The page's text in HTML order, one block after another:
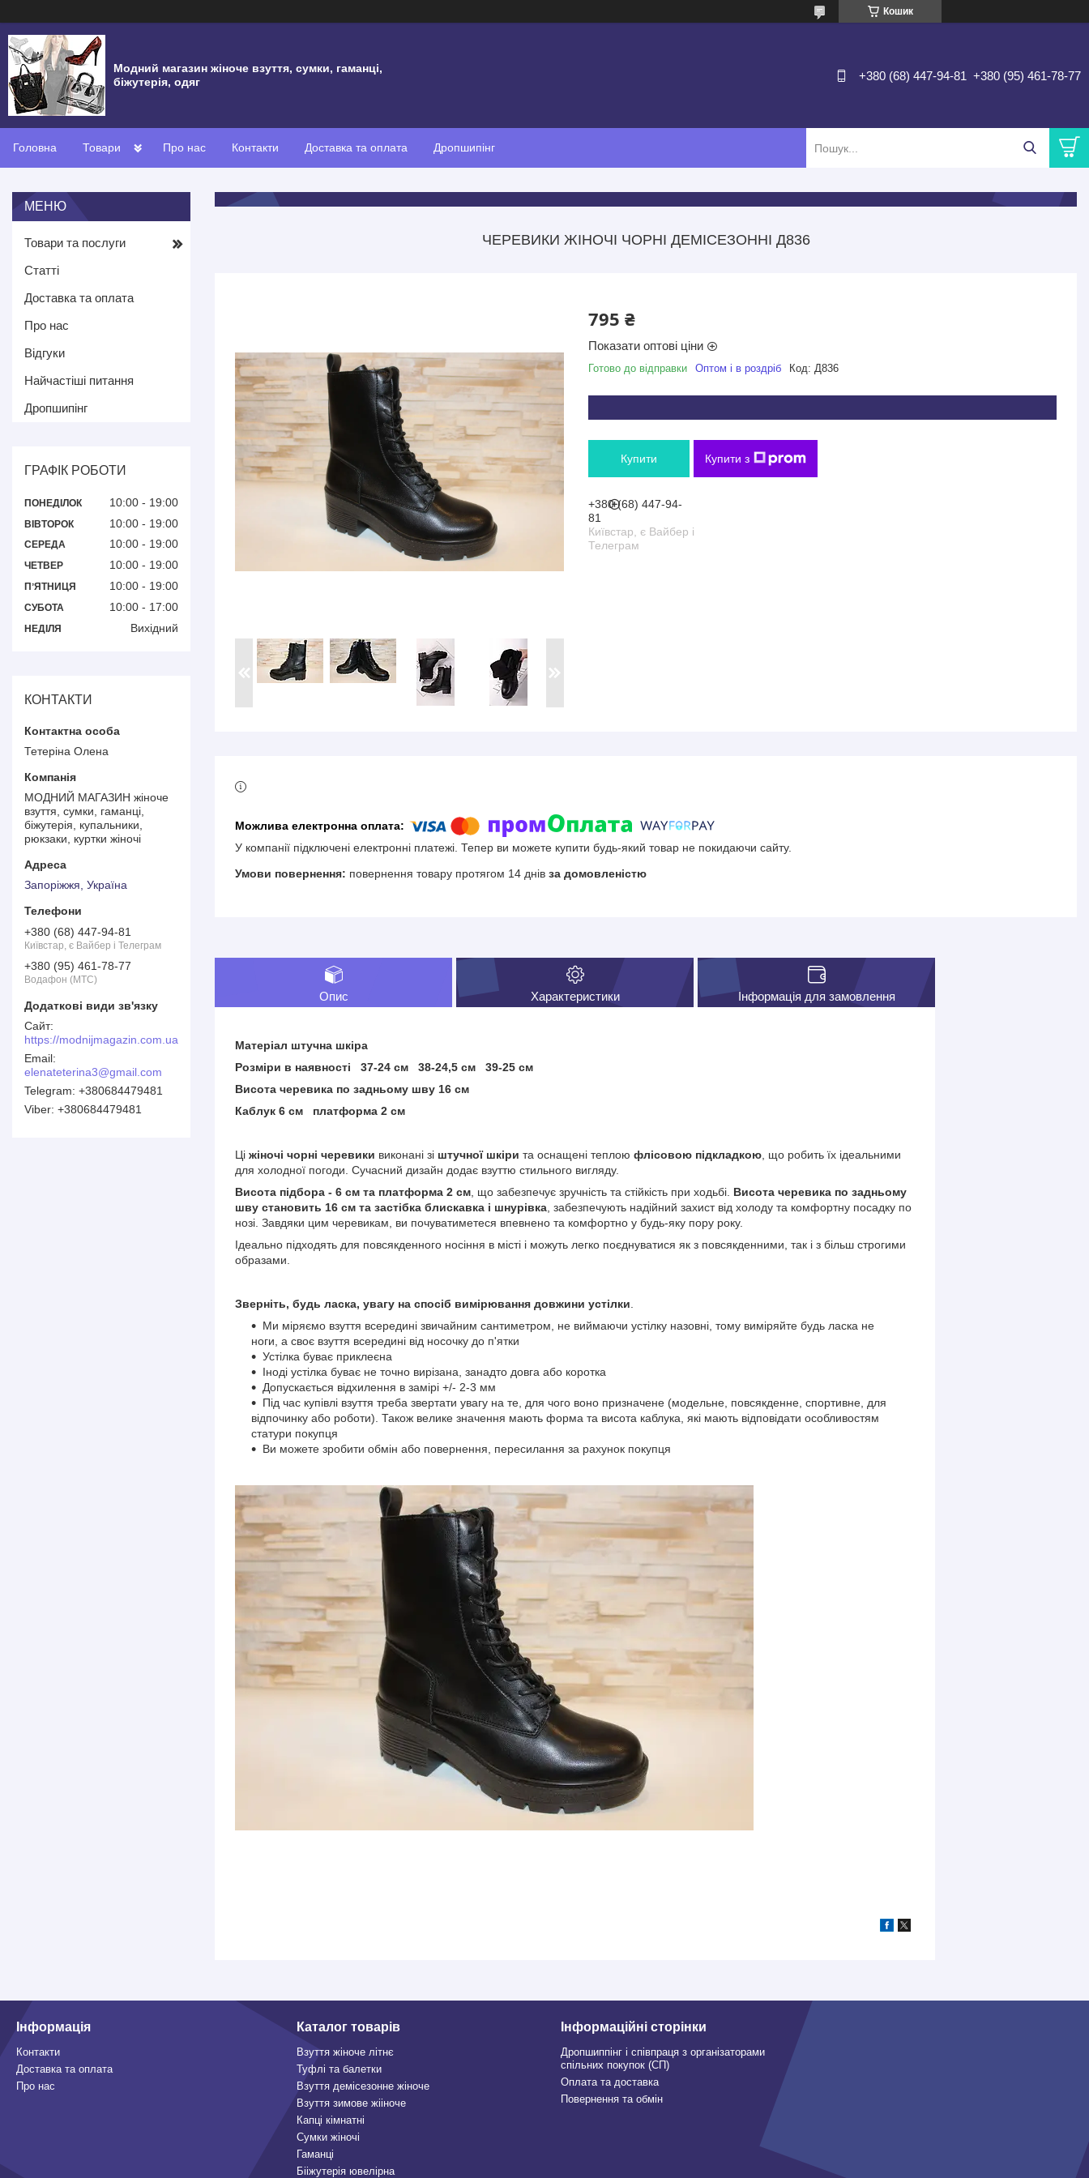
Кошик
Модний магазин жіноче взуття, сумки, гаманці,
біжутерія, одяг
+380 (68) 447-94-81 +380 (95) 461-78-77
Головна Товари Про нас Контакти Доставка та оплата Дропшипінг
ЧЕРЕВИКИ ЖІНОЧІ ЧОРНІ ДЕМІСЕЗОННІ Д836
795 ₴
Показати оптові ціни
Готово до відправки Оптом і в роздріб Код: Д836
Купити Купити з
+380 (68) 447-94-
81
Київстар, є Вайбер і
Телеграм
У компанії підключені електронні платежі. Тепер ви можете купити будь-який товар не покидаючи сайту.
повернення товару протягом 14 днів за домовленістю
Опис Характеристики Інформація для замовлення
Матеріал штучна шкіра
Розміри в наявності 37-24 см 38-24,5 см 39-25 см
Висота черевика по задньому шву 16 см
Каблук 6 см платформа 2 см
Ці жіночі чорні черевики виконані зі штучноїшкіри та оснащені теплою флісовою підкладкою , що робить їх ідеальними
для холодної погоди. Сучасний дизайн додає взуттю стильного вигляду.
Висота підбора - 6 см та платформа 2 см , що забезпечує зручність та стійкість при ходьбі. Висота черевика по задньому
шву становить 16 см та застібка блискавка і шнурівка , забезпечують надійний захист від холоду та комфортну посадку по
нозі. Завдяки цим черевикам, ви почуватиметеся впевнено та комфортно у будь-яку пору року.
Ідеально підходять для повсякденного носіння в місті і можуть легко поєднуватися як з повсякденними, так і з більш строгими
образами.
Зверніть, будь ласка, увагу на спосіб вимірювання довжини устілки
Ми міряємо взуття всередині звичайним сантиметром, не виймаючи устілку назовні, тому виміряйте будь ласка не
ноги, а своє взуття всередині від носочку до п'ятки
Устілка буває приклеєна
Іноді устілка буває не точно вирізана, занадто довга або коротка
Допускається відхилення в замірі +/- 2-3 мм
Під час купівлі взуття треба звертати увагу на те, для чого воно призначене (модельне, повсякденне, спортивне, для
відпочинку або роботи). Також велике значення мають форма та висота каблука, які мають відповідати особливостям
статури покупця
Ви можете зробити обмін або повернення, пересилання за рахунок покупця
Товари та послуги
Статті
Доставка та оплата
Про нас
Відгуки
Найчастіші питання
Дропшипінг
ГРАФІК РОБОТИ
ПОНЕДІЛОК 10:00 19:00
ВІВТОРОК 10:00 19:00
СЕРЕДА 10:00 19:00
ЧЕТВЕР 10:00 19:00
ПʼЯТНИЦЯ 10:00 19:00
СУБОТА 10:00 17:00
НЕДІЛЯ Вихідний
КОНТАКТИ
Тетеріна Олена
МОДНИЙ МАГАЗИН жіноче
взуття, сумки, гаманці,
біжутерія, купальники,
рюкзаки, куртки жіночі
Запоріжжя, Україна
+380 (68) 447-94-81
Київстар, є Вайбер і Телеграм
+380 (95) 461-78-77
Водафон (МТС)
https://modnijmagazin.com.ua
elenateterina3@gmail.com
+380684479481
+380684479481
Інформація
Контакти
Доставка та оплата
Про нас
Каталог товарів
Взуття жіноче літнє
Туфлі та балетки
Взуття демісезонне жіноче
Взуття зимове жііноче
Капці кімнатні
Сумки жіночі
Гаманці
Бііжутерія ювелірна
Інформаційні сторінки
Дропшиппінг і співпраця з організаторами
спільних покупок (СП)
Оплата та доставка
Повернення та обмін